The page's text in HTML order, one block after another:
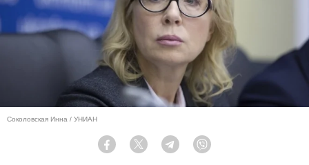
Соколовская Инна / УНИАН
Facebook Twitter Telegram